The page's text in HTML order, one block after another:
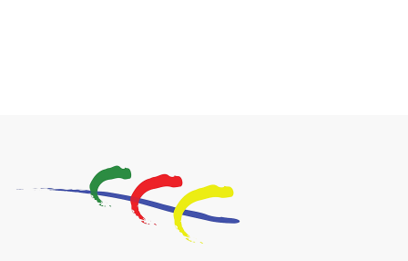
2026-07-23
猛龍長跑隊恆常練習 - 7月23日
（19:00開始）
猛龍長跑隊恆常練習 - 7月16日